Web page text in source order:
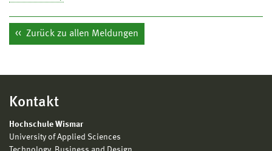
Zurück zu allen Meldungen
Kontakt
Hochschule Wismar
University of Applied Sciences